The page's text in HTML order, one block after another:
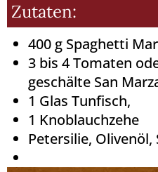
Zutaten:
400 g Spaghetti
3 bis 4 Tomaten
geschälte San
1 Glas Tunfisch,
1 Knoblauchzehe
Petersilie, Olivenöl,